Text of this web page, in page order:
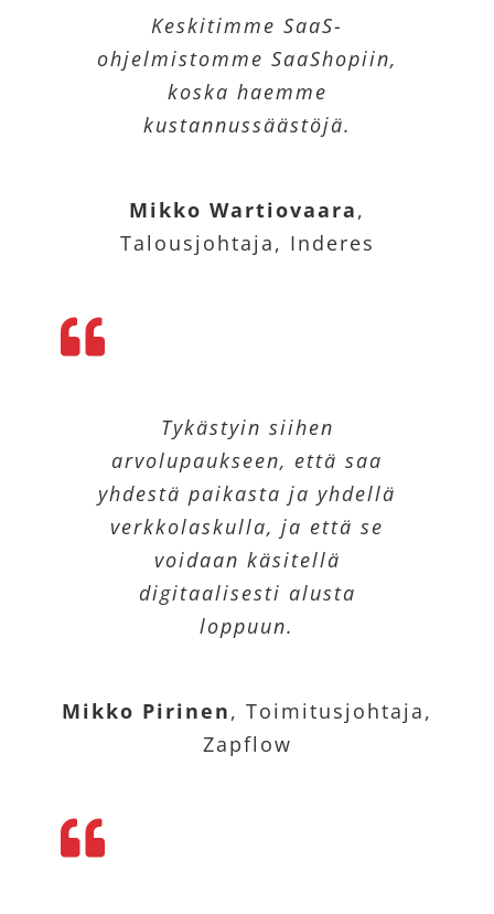
Keskitimme SaaS-
ohjelmistomme SaaShopiin,
koska haemme
kustannussäästöjä.
Mikko Wartiovaara,
Talousjohtaja, Inderes
Tykästyin siihen
arvolupaukseen, että saa
yhdestä paikasta ja yhdellä
verkkolaskulla, ja että se
voidaan käsitellä
digitaalisesti alusta
loppuun.
Mikko Pirinen, Toimitusjohtaja,
Zapflow